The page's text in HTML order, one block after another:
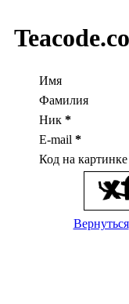
Имя
Фамилия
Ник *
E-mail *
Код на
Вернуться